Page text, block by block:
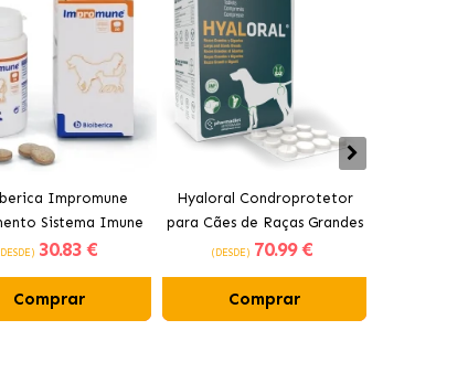
Impromune
Sistema Imune
Cães e Gatos
30.83 €
Comprar
Hyaloral Condroprotetor
para Cães de Raças Grandes
Pharmadiet
(DESDE) 70.99 €
Comprar